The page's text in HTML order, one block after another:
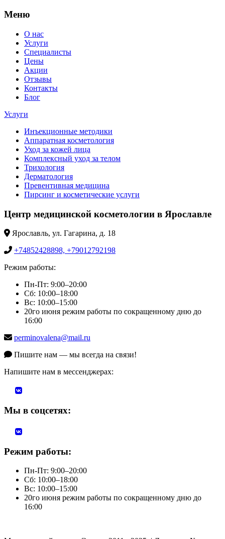
Меню
О нас
Услуги
Специалисты
Цены
Акции
Отзывы
Контакты
Блог
Услуги
Инъекционные методики
Аппаратная косметология
Уход за кожей лица
Комплексный уход за телом
Трихология
Дерматология
Превентивная медицина
Пирсинг и косметические услуги
Центр медицинской косметологии в Ярославле
Ярославль, ул. Гагарина, д. 18
+74852428898, +79012792198
Режим работы:
Пн-Пт: 9:00–20:00
Сб: 10:00–18:00
Вс: 10:00–15:00
20го июня режим работы по сокращенному дню до
16:00
perminovalena@mail.ru
Пишите нам — мы всегда на связи!
Напишите нам в мессенджерах:
Мы в соцсетях:
Режим работы:
Пн-Пт: 9:00–20:00
Сб: 10:00–18:00
Вс: 10:00–15:00
20го июня режим работы по сокращенному дню до
16:00